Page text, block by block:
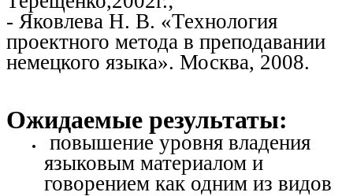
- Яковлева Н. В. «Технология
проектного метода в преподавании
немецкого языка». Москва, 2008.
Ожидаемые результаты:
повышение уровня владения
языковым материалом и
говорением как одним из видов